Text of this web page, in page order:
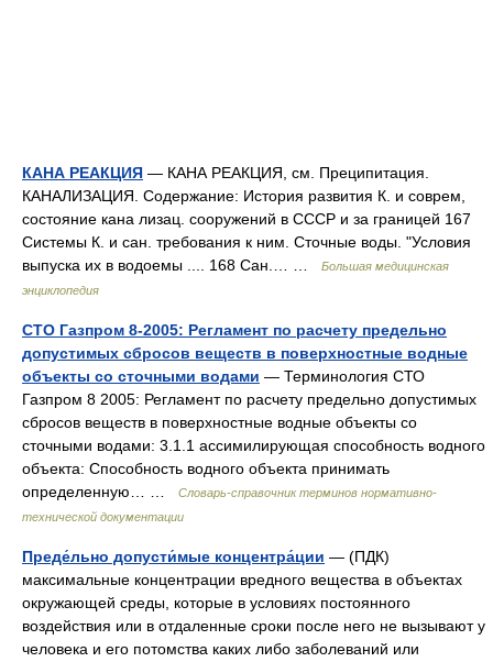
КАНА РЕАКЦИЯ — КАНА РЕАКЦИЯ, см. Преципитация.
КАНАЛИЗАЦИЯ. Содержание: История развития К. и соврем,
состояние кана лизац. сооружений в СССР и за границей 167
Системы К. и сан. требования к ним. Сточные воды. "Условия
выпуска их в водоемы .... 168 Сан.… …
Большая медицинская
энциклопедия
СТО Газпром 8-2005: Регламент по расчету предельно
допустимых сбросов веществ в поверхностные водные
объекты со сточными водами — Терминология СТО
Газпром 8 2005: Регламент по расчету предельно допустимых
сбросов веществ в поверхностные водные объекты со
сточными водами: 3.1.1 ассимилирующая способность водного
объекта: Способность водного объекта принимать
определенную… …
Словарь-справочник терминов нормативно-
технической документации
Преде́льно допусти́мые концентра́ции — (ПДК)
максимальные концентрации вредного вещества в объектах
окружающей среды, которые в условиях постоянного
воздействия или в отдаленные сроки после него не вызывают у
человека и его потомства каких либо заболеваний или